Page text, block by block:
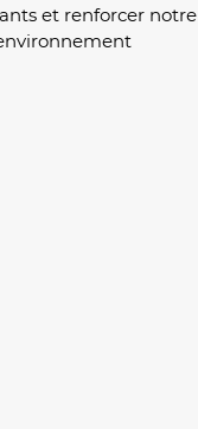
et renforcer notre